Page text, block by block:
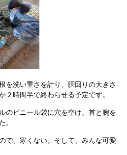
を洗い重さを計り、胴回りの大きさ
２時間半で終わらせる予定です。
のビニール袋に穴を空け、首と腕を
。
で、寒くない。そして、みんな可愛